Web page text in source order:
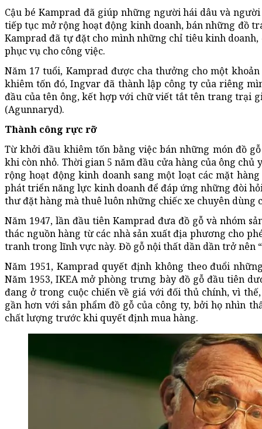
Cậu bé Kamprad đã giúp những người hái dâu và
tiếp tục mở rộng hoạt động kinh doanh, bán những đồ
Kamprad đã tự đặt cho mình những chỉ tiêu kinh
phục vụ cho công việc.
Năm 17 tuổi, Kamprad được cha thưởng cho một
khiêm tốn đó, Ingvar đã thành lập công ty của riêng
đầu của tên ông, kết hợp với chữ viết tắt tên trang trại
(Agunnaryd).
Thành công rực rỡ
Từ khởi đầu khiêm tốn bằng việc bán những món đồ
khi còn nhỏ. Thời gian 5 năm đầu cửa hàng của ông
rộng hoạt động kinh doanh sang một loạt các mặt
phát triển năng lực kinh doanh để đáp ứng những đòi
thư đặt hàng mà thuê luôn những chiếc xe chuyên dùng
Năm 1947, lần đầu tiên Kamprad đưa đồ gỗ và nhóm
thác nguồn hàng từ các nhà sản xuất địa phương cho
tranh trong lĩnh vực này. Đồ gỗ nội thất dần dần trở nên
Năm 1951, Kamprad quyết định không theo đuổi
Năm 1953, IKEA mở phòng trưng bày đồ gỗ đầu tiên
đang ở trong cuộc chiến về giá với đối thủ chính, vì
gần hơn với sản phẩm đồ gỗ của công ty, bởi họ nhìn
chất lượng trước khi quyết định mua hàng.